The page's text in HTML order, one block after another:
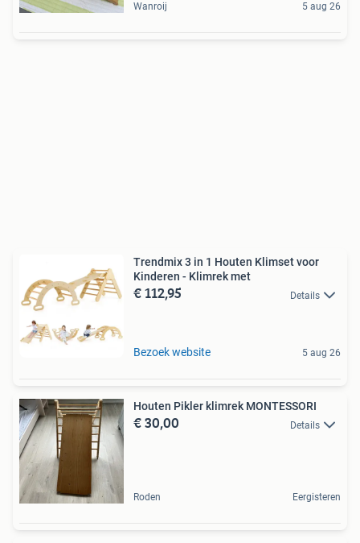
Wanroij 5 aug 26
Trendmix 3 in 1 Houten Klimset voor
Kinderen - Klimrek met
€ 112,95 Details
Bezoek website 5 aug 26
Houten Pikler klimrek MONTESSORI
€ 30,00 Details
Roden Eergisteren